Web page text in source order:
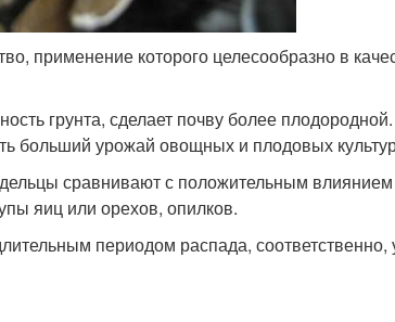
применение которого целесообразно в
грунта, сделает почву более плодородной.
больший урожай овощных и плодовых
сравнивают с положительным влиянием
яиц или орехов, опилков.
периодом распада, соответственно,